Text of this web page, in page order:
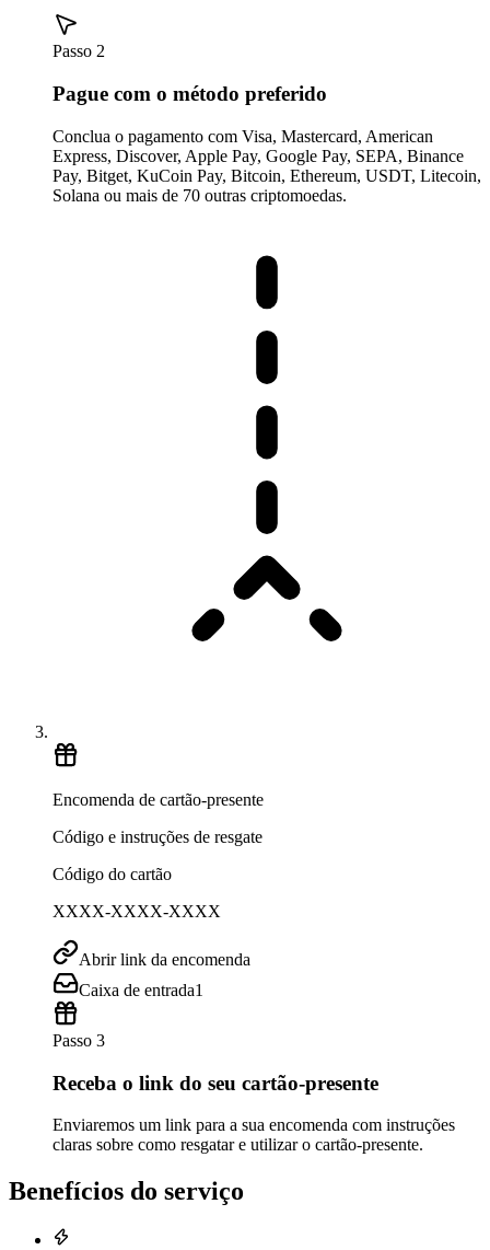
Passo 2
Pague com o método preferido
Conclua o pagamento com Visa, Mastercard, American
Express, Discover, Apple Pay, Google Pay, SEPA, Binance
Pay, Bitget, KuCoin Pay, Bitcoin, Ethereum, USDT, Litecoin,
Solana ou mais de 70 outras criptomoedas.
Encomenda de cartão-presente
Código e instruções de resgate
Código do cartão
XXXX-XXXX-XXXX
Abrir link da encomenda
Caixa de entrada1
Passo 3
Receba o link do seu cartão-presente
Enviaremos um link para a sua encomenda com instruções
claras sobre como resgatar e utilizar o cartão-presente.
Benefícios do serviço